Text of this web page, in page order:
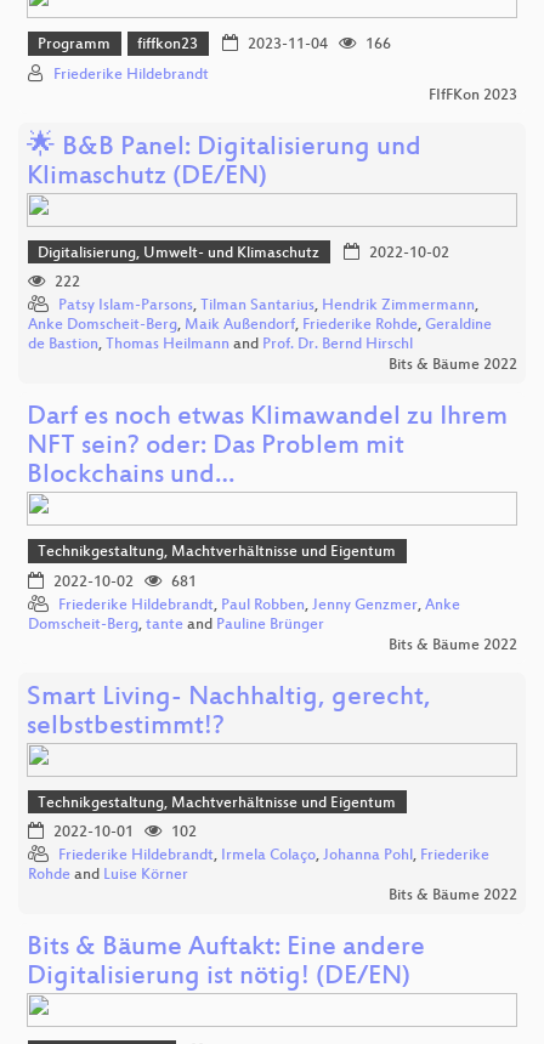
Programm fiffkon23 2023-11-04
166
Friederike Hildebrandt
FIfFKon 2023
🌟 B&B Panel: Digitalisierung und
Klimaschutz (DE/EN)
Digitalisierung, Umwelt- und Klimaschutz
2022-10-02
222
Patsy Islam-Parsons, Tilman Santarius, Hendrik Zimmermann,
Anke Domscheit-Berg, Maik Außendorf, Friederike Rohde, Geraldine
de Bastion, Thomas Heilmann and Prof. Dr. Bernd Hirschl
Bits & Bäume 2022
Darf es noch etwas Klimawandel zu Ihrem
NFT sein? oder: Das Problem mit
Blockchains und…
Technikgestaltung, Machtverhältnisse und Eigentum
2022-10-02
681
Friederike Hildebrandt, Paul Robben, Jenny Genzmer, Anke
Domscheit-Berg, tante and Pauline Brünger
Bits & Bäume 2022
Smart Living- Nachhaltig, gerecht,
selbstbestimmt!?
Technikgestaltung, Machtverhältnisse und Eigentum
2022-10-01
102
Friederike Hildebrandt, Irmela Colaço, Johanna Pohl, Friederike
Rohde and Luise Körner
Bits & Bäume 2022
Bits & Bäume Auftakt: Eine andere
Digitalisierung ist nötig! (DE/EN)